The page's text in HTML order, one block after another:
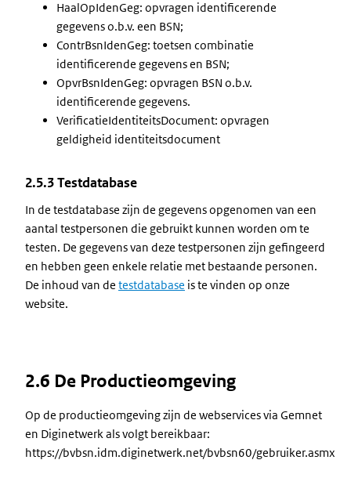
HaalOpIdenGeg: opvragen identificerende
gegevens o.b.v. een BSN;
ContrBsnIdenGeg: toetsen combinatie
identificerende gegevens en BSN;
OpvrBsnIdenGeg: opvragen BSN o.b.v.
identificerende gegevens.
VerificatieIdentiteitsDocument: opvragen
geldigheid identiteitsdocument
2.5.3 Testdatabase
In de testdatabase zijn de gegevens opgenomen van een
aantal testpersonen die gebruikt kunnen worden om te
testen. De gegevens van deze testpersonen zijn gefingeerd
en hebben geen enkele relatie met bestaande personen.
De inhoud van de testdatabase is te vinden op onze
website.
2.6 De Productieomgeving
Op de productieomgeving zijn de webservices via Gemnet
en Diginetwerk als volgt bereikbaar:
https://bvbsn.idm.diginetwerk.net/bvbsn60/gebruiker.asmx